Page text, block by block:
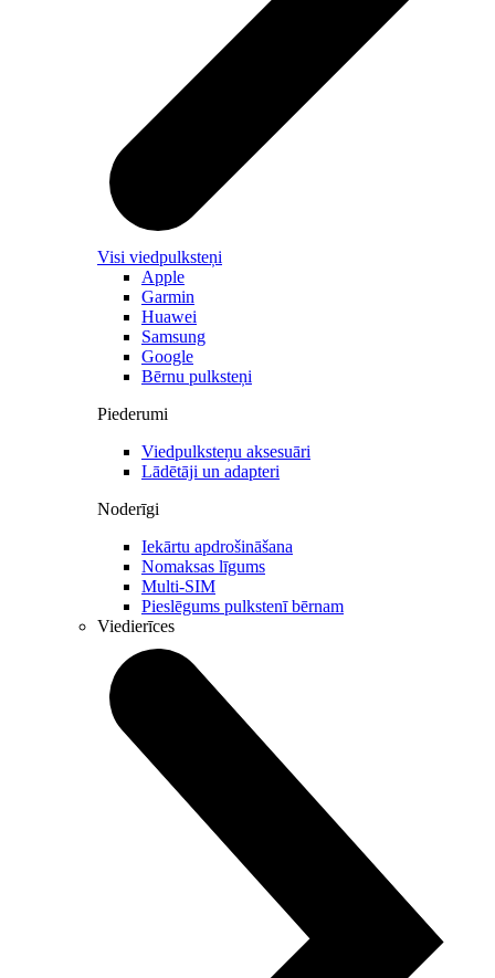
Visi viedpulksteņi
Apple
Garmin
Huawei
Samsung
Google
Bērnu pulksteņi
Piederumi
Viedpulksteņu aksesuāri
Lādētāji un adapteri
Noderīgi
Iekārtu apdrošināšana
Nomaksas līgums
Multi-SIM
Pieslēgums pulkstenī bērnam
Viedierīces